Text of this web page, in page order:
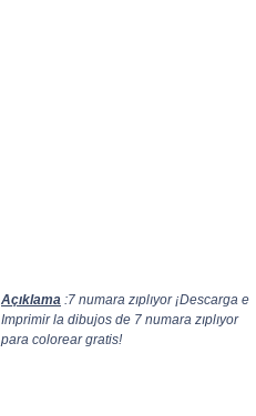
Açıklama :7 numara zıplıyor ¡Descarga e
Imprimir la dibujos de 7 numara zıplıyor
para colorear gratis!